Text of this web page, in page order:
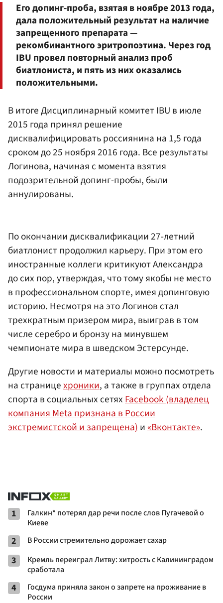
Его допинг-проба, взятая в ноябре 2013 года,
дала положительный результат на наличие
запрещенного препарата —
рекомбинантного эритропоэтина. Через год
IBU провел повторный анализ проб
биатлониста, и пять из них оказались
положительными.
В итоге Дисциплинарный комитет IBU в июле
2015 года принял решение
дисквалифицировать россиянина на 1,5 года
сроком до 25 ноября 2016 года. Все результаты
Логинова, начиная с момента взятия
подозрительной допинг-пробы, были
аннулированы.
По окончании дисквалификации 27-летний
биатлонист продолжил карьеру. При этом его
иностранные коллеги критикуют Александра
до сих пор, утверждая, что тому якобы не место
в профессиональном спорте, имея допинговую
историю. Несмотря на это Логинов стал
трехкратным призером мира, выиграв в том
числе серебро и бронзу на минувшем
чемпионате мира в шведском Эстерсунде.
Другие новости и материалы можно посмотреть
на страницехроники, а также в группах отдела
спорта в социальных сетяхFacebook (владелец
компания Meta признана в России
экстремистской и запрещена)и«Вконтакте».
1
Галкин* потерял дар речи после слов Пугачевой о
Киеве
2 В России стремительно дорожает сахар
3
Кремль переиграл Литву: хитрость с Калининградом
сработала
4
Госдума приняла закон о запрете на проживание в
России